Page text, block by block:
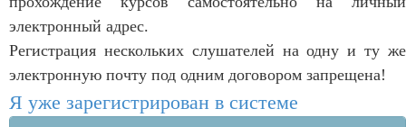
электронный адрес.
Регистрация нескольких слушателей на одну и ту же
электронную почту под одним договором запрещена!
Я уже зарегистрирован в системе